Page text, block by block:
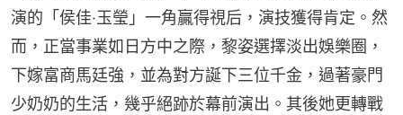
演的「侯佳‧玉瑩」一角贏得視后，演技獲得肯定。然
而，正當事業如日方中之際，黎姿選擇淡出娛樂圈，
下嫁富商馬廷強，並為對方誕下三位千金，過著豪門
少奶奶的生活，幾乎絕跡於幕前演出。其後她更轉戰